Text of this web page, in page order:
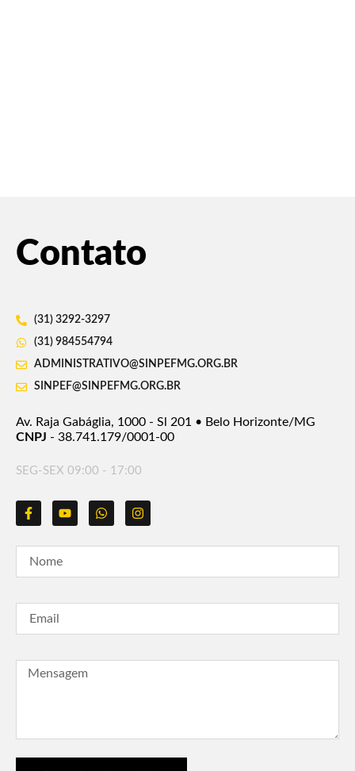
Contato
(31) 3292-3297
(31) 984554794
ADMINISTRATIVO@SINPEFMG.ORG.BR
SINPEF@SINPEFMG.ORG.BR
Av. Raja Gabáglia, 1000 - Sl 201 • Belo Horizonte/MG
CNPJ - 38.741.179/0001-00
SEG-SEX 09:00 - 17:00